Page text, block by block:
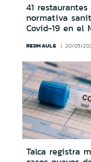
41
normativa
Covid-19 en el
REDMAULE 20/05/
Talca registra